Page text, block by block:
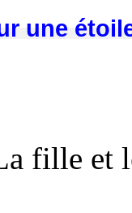
une
fille et